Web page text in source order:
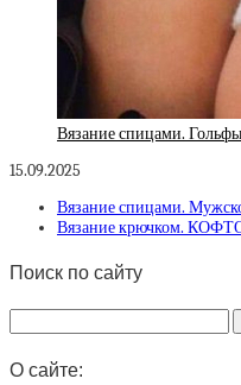
Вязание спицами.
15.09.2025
Вязание спицами.
Вязание крючком.
Поиск по сайту
О сайте: